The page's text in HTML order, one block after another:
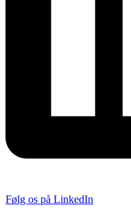
Følg os på LinkedIn